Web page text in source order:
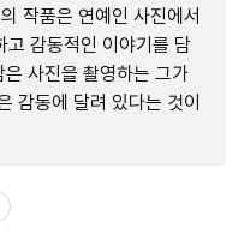
작품은 연예인 사진에서
고 감동적인 이야기를 담
사진을 촬영하는 그가
감동에 달려 있다는 것이